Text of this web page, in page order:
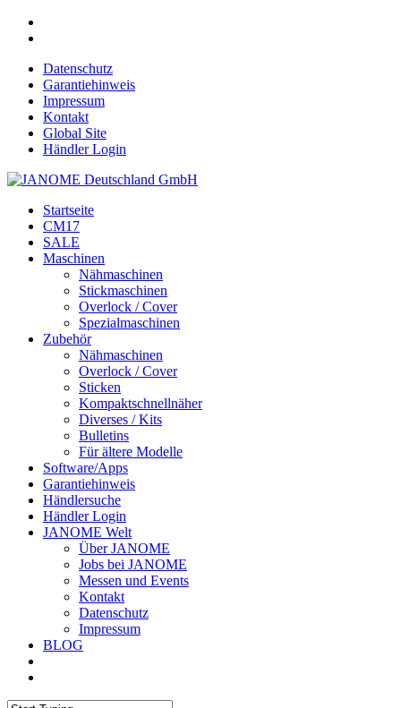
Datenschutz
Garantiehinweis
Impressum
Kontakt
Global Site
Händler Login
Startseite
CM17
SALE
Maschinen
Nähmaschinen
Stickmaschinen
Overlock / Cover
Spezialmaschinen
Zubehör
Nähmaschinen
Overlock / Cover
Sticken
Kompaktschnellnäher
Diverses / Kits
Bulletins
Für ältere Modelle
Software/Apps
Garantiehinweis
Händlersuche
Händler Login
JANOME Welt
Über JANOME
Jobs bei JANOME
Messen und Events
Kontakt
Datenschutz
Impressum
BLOG